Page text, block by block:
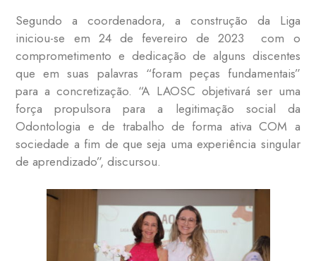
Segundo a coordenadora, a construção da Liga
iniciou-se em 24 de fevereiro de 2023 com o
comprometimento e dedicação de alguns discentes
que em suas palavras “foram peças fundamentais”
para a concretização. “A LAOSC objetivará ser uma
força propulsora para a legitimação social da
Odontologia e de trabalho de forma ativa COM a
sociedade a fim de que seja uma experiência singular
de aprendizado”, discursou.